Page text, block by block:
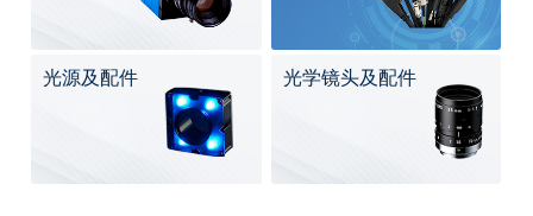
光源及配件 光学镜头及配件